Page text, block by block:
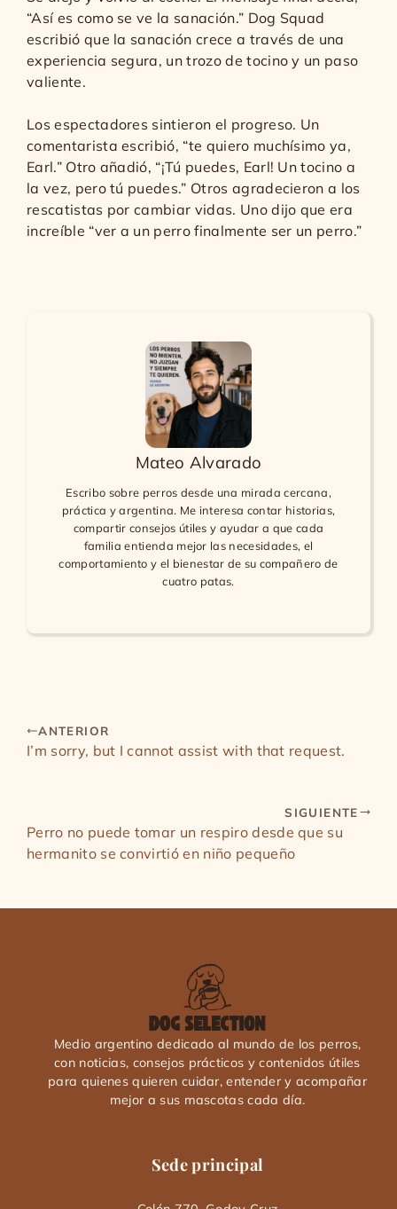
“Así es como se ve la sanación.” Dog Squad
escribió que la sanación crece a través de una
experiencia segura, un trozo de tocino y un paso
valiente.
Los espectadores sintieron el progreso. Un
comentarista escribió, “te quiero muchísimo ya,
Earl.” Otro añadió, “¡Tú puedes, Earl! Un tocino a
la vez, pero tú puedes.” Otros agradecieron a los
rescatistas por cambiar vidas. Uno dijo que era
increíble “ver a un perro finalmente ser un perro.”
Mateo Alvarado
Escribo sobre perros desde una mirada cercana,
práctica y argentina. Me interesa contar historias,
compartir consejos útiles y ayudar a que cada
familia entienda mejor las necesidades, el
comportamiento y el bienestar de su compañero de
cuatro patas.
ANTERIOR
I’m sorry, but I cannot assist with that request.
SIGUIENTE
Perro no puede tomar un respiro desde que su
hermanito se convirtió en niño pequeño
Medio argentino dedicado al mundo de los perros,
con noticias, consejos prácticos y contenidos útiles
para quienes quieren cuidar, entender y acompañar
mejor a sus mascotas cada día.
Sede principal